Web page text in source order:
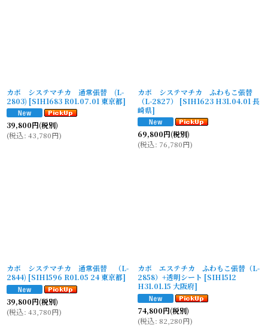
カボ システマチカ 通常張替 (L-
2803) [SIH1683 R01.07.01 東京都]
39,800円(税別)
(税込: 43,780円)
カボ システマチカ ふわもこ張替
（L-2827）
[SIH1623 H31.04.01 長
崎県]
69,800円(税別)
(税込: 76,780円)
カボ システマチカ 通常張替 （L-
2844) [SIH1596 R01.05 24 東京都]
39,800円(税別)
(税込: 43,780円)
カボ エステチカ ふわもこ張替（L-
2858）+透明シート [SIH1512
H31.01.15 大阪府]
74,800円(税別)
(税込: 82,280円)